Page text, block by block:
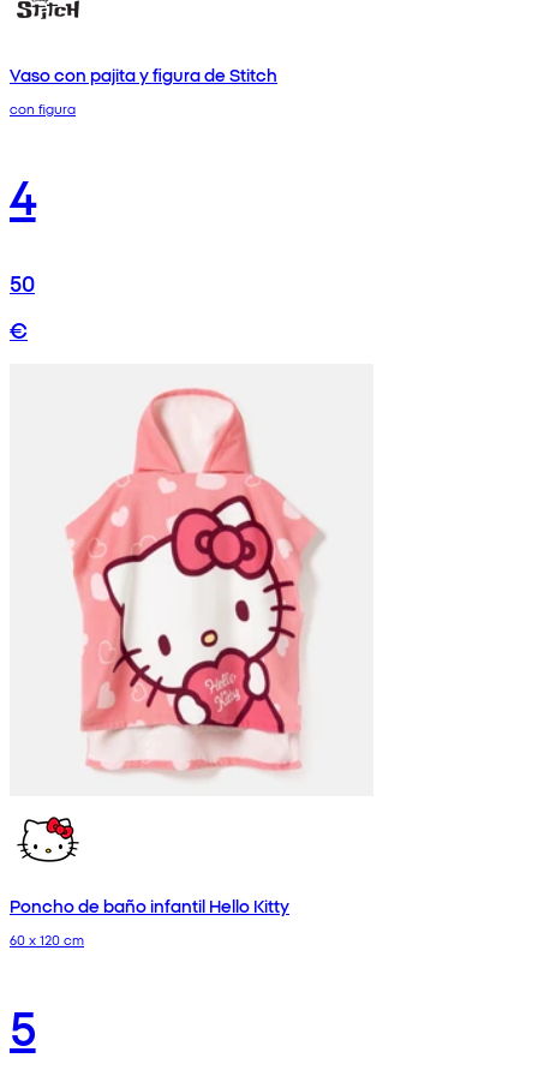
Vaso con pajita y figura de Stitch
con figura
4
50
€
Poncho de baño infantil Hello Kitty
60 x 120 cm
5